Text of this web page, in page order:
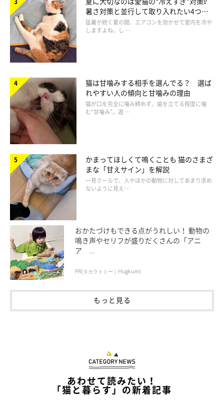
ゆっくり「ユラユラ」
暑さ対策と並行して取り入れたい4つの
工夫
猛暑が続く夏の間、エアコンを効かせて室内を冷や
しますよね。し …
猫は甘噛みする相手を選んでる？ 選ば
れやすい人の傾向と甘噛みの理由
猫が口を完全に噛み締めず、歯を立てる程度に噛
む“甘噛み”。遊 …
かまってほしくて鳴くことも 猫のさまざ
まな「甘えサイン」を解説
一見クールで、人やほかの動物に対してあまり求め
ないように見え …
おかたづけもできる点がうれしい！ 動物の
鳴き声やセリフが盛りだくさんの「アニ
ア ...
PR(タカラトミー｜Hugkum)
もっと見る
あわせて読みたい！
「猫と暮らす」の新着記事